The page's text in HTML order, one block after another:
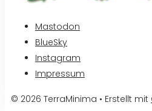
Mastodon
BlueSky
Instagram
Impressum
© 2026 TerraMinima • Erstellt mit